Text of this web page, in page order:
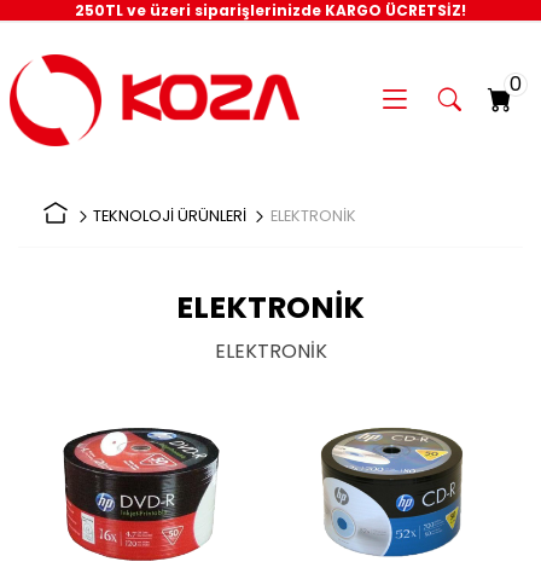
250TL ve üzeri siparişlerinizde KARGO ÜCRETSİZ!
0
TEKNOLOJİ ÜRÜNLERİ ELEKTRONİK
ELEKTRONİK
ELEKTRONİK